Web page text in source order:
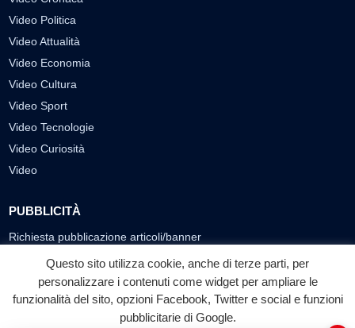
Video Politica
Video Attualità
Video Economia
Video Cultura
Video Sport
Video Tecnologie
Video Curiosità
Video
PUBBLICITÀ
Richiesta pubblicazione articoli/banner
SEGUICI SUI SOCIAL
f ◎ ▶
Questo sito utilizza cookie, anche di terze parti, per
personalizzare i contenuti come widget per ampliare le
funzionalità del sito, opzioni Facebook, Twitter e social e funzioni
pubblicitarie di Google.